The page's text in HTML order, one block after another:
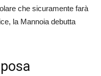
che sicuramente farà
la Mannoia debutta